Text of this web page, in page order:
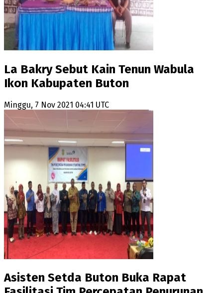
La Bakry Sebut Kain Tenun Wabula
Ikon Kabupaten Buton
Minggu, 7 Nov 2021 04:41 UTC
Asisten Setda Buton Buka Rapat